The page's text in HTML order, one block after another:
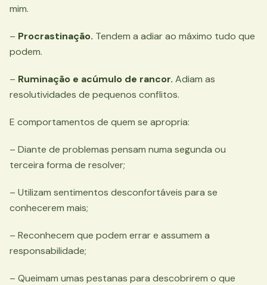
mim.
– Procrastinação. Tendem a adiar ao máximo tudo que
podem.
– Ruminação e acúmulo de rancor. Adiam as
resolutividades de pequenos conflitos.
E comportamentos de quem se apropria:
– Diante de problemas pensam numa segunda ou
terceira forma de resolver;
– Utilizam sentimentos desconfortáveis para se
conhecerem mais;
– Reconhecem que podem errar e assumem a
responsabilidade;
– Queimam umas pestanas para descobrirem o que